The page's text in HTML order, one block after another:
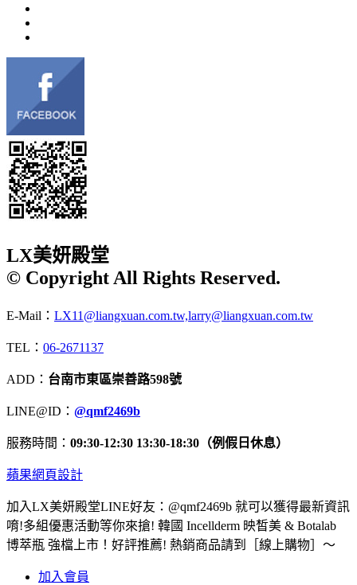
LX美妍殿堂
© Copyright All Rights Reserved.
E-Mail： LX11@liangxuan.com.tw,larry@liangxuan.com.tw
TEL： 06-2671137
ADD： 台南市東區崇善路598號
LINE@ID： @qmf2469b
服務時間： 09:30-12:30 13:30-18:30（例假日休息）
蘋果網頁設計
加入LX美妍殿堂LINE好友：@qmf2469b 就可以獲得最新資訊
唷!多組優惠活動等你來搶! 韓國 Incellderm 映皙美 & Botalab
博萃瓶 強檔上市！好評推薦! 熱銷商品請到［線上購物］～
加入會員